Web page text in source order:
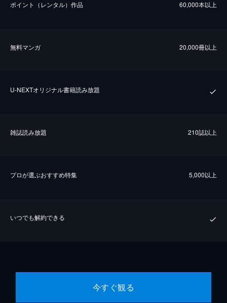
ポイント（レンタル）作品 60,000本以上
無料マンガ 20,000冊以上
U-NEXTオリジナル書籍読み放題
雑誌読み放題 210誌以上
プロが選ぶおすすめ特集 5,000以上
いつでも解約できる
今すぐ観る